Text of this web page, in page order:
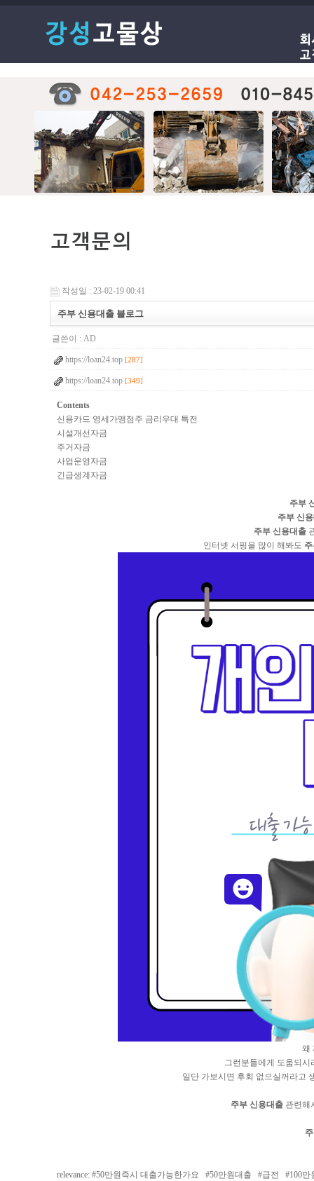
작성일 : 23-02-19 00:41
주부 신용대출 블로그
글쓴이 : AD
https://loan24.top [287]
https://loan24.top [349]
Contents
신용카드 영세가맹점주 금리우대 특전
시설개선자금
주거자금
사업운영자금
긴급생계자금
주부
주부 신
주부 신용대출
인터넷 서핑을 많이 해봐도
왜
그런분들에게 도움되시
일단 가보시면 후회 없으실꺼라고
주부 신용대출관련해
relevance: #50만원즉시 대출가능한가요 #50만원대출 #급전 #100만